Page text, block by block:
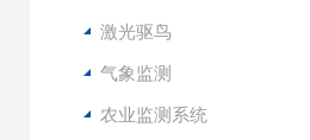
激光驱鸟
气象监测
农业监测系统